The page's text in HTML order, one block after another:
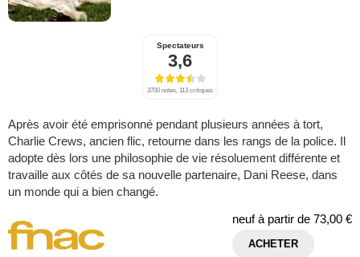
Spectateurs
3,6
3700 notes, 113 critiques
Après avoir été emprisonné pendant plusieurs années à tort,
Charlie Crews, ancien flic, retourne dans les rangs de la police. Il
adopte dès lors une philosophie de vie résoluement différente et
travaille aux côtés de sa nouvelle partenaire, Dani Reese, dans
un monde qui a bien changé.
neuf à partir de 73,00 €
ACHETER